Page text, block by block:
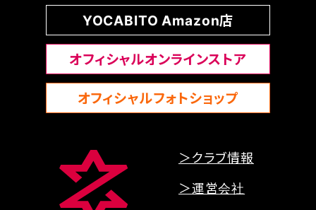
YOCABITO Amazon店
オフィシャルオンラインストア
オフィシャルフォトショップ
＞クラブ情報
＞運営会社